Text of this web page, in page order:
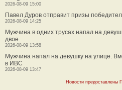
2026-08-09 15:00
Павел Дуров отправит призы
2026-08-09 14:25
Мужчина в одних трусах напал на
двое
2026-08-09 13:58
Мужчина напал на девушку на улице.
в ИВС
2026-08-09 13:47
Новости предоставлены